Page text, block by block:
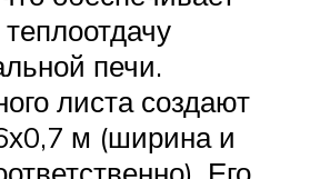
печи.
листа создают
м (ширина и